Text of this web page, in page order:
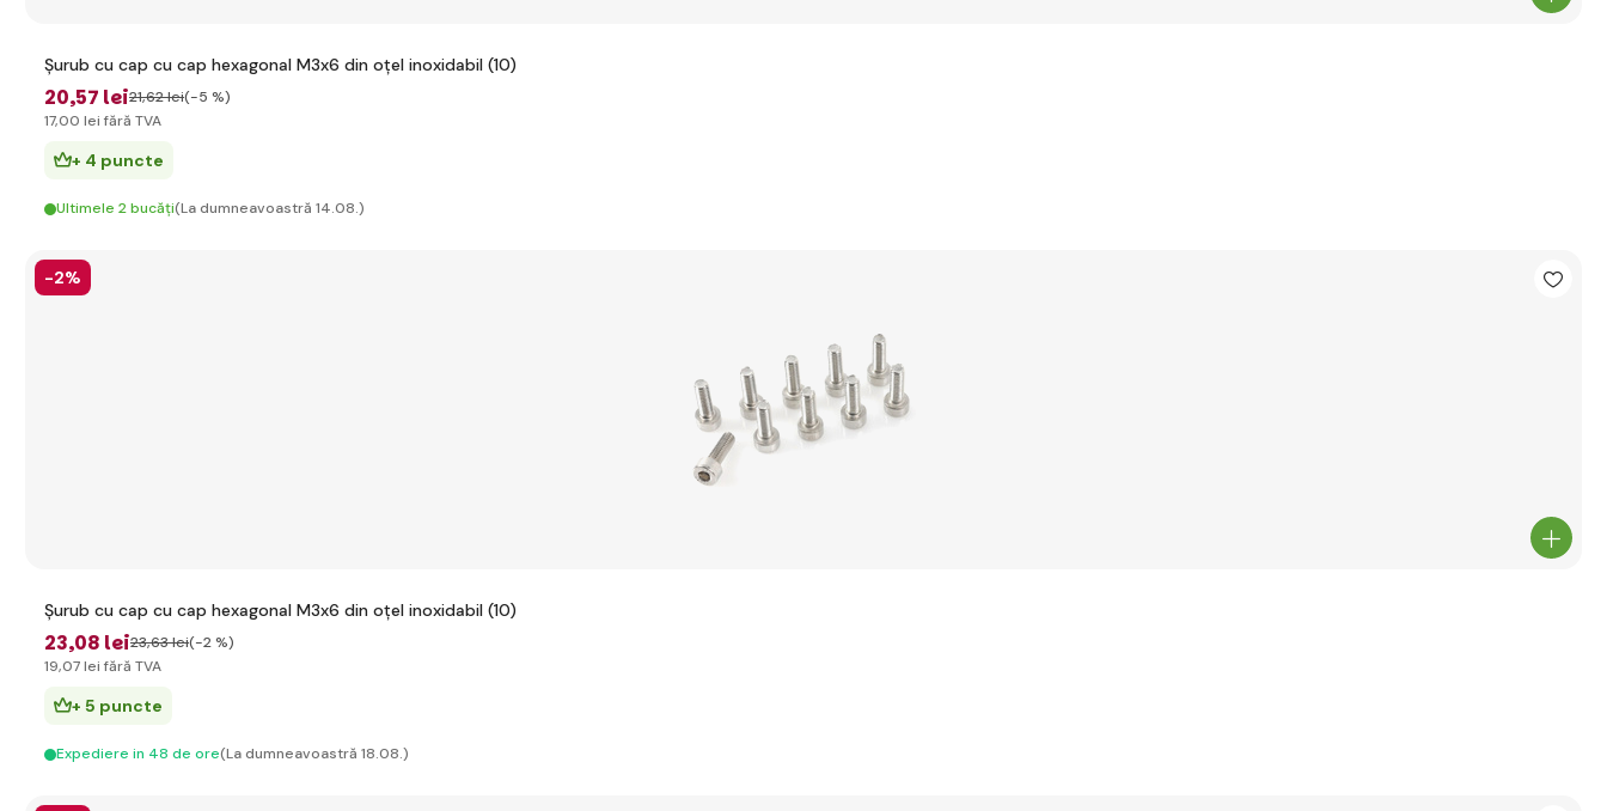
Șurub cu cap cu cap hexagonal M3x6 din oțel inoxidabil (10)
20,57 lei21,62 lei(-5 %)
17,00 lei fără TVA
+ 4 puncte
Ultimele 2 bucăți(La dumneavoastră 14.08.)
-2%
Șurub cu cap cu cap hexagonal M3x6 din oțel inoxidabil (10)
23,08 lei23,63 lei(-2 %)
19,07 lei fără TVA
+ 5 puncte
Expediere in 48 de ore(La dumneavoastră 18.08.)